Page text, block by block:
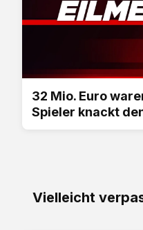
32 Mio. Euro
Spieler knackt
Vielleicht